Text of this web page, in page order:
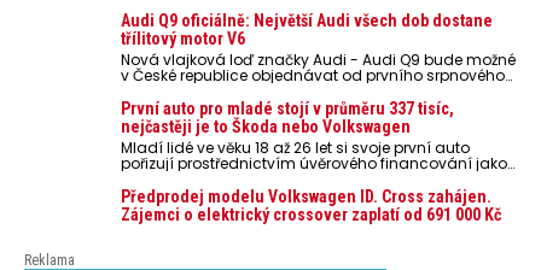
nebezpečí pro odložené mobilní telefony, powerbanky
nebo notebooky. Můžou urychlit stárnutí baterií,
poškodit elektroniku a ve výjimečných případech i
zvýšit riziko požáru.
Audi Q9 oficiálně: Největší Audi všech dob dostane
třílitový motor V6
Nová vlajková loď značky Audi - Audi Q9 bude možné
v České republice objednávat od prvního srpnového
První auto pro mladé stojí v průměru 337 tisíc,
nejčastěji je to Škoda nebo Volkswagen
Mladí lidé ve věku 18 až 26 let si svoje první auto
pořizují prostřednictvím úvěrového financování jako
auto. Průměrná pořizovací cena vozu dosahuje 337
tisíc korun a průměrná financovaná částka
přesahuje 251 tisíc korun. Vyplývá to z dat Leasingu
Předprodej modelu Volkswagen ID. Cross zahájen.
Zájemci o elektrický crossover zaplatí od 691 000 Kč
Reklama